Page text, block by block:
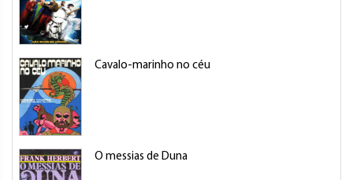
Cavalo-marinho no céu
O messias de Duna